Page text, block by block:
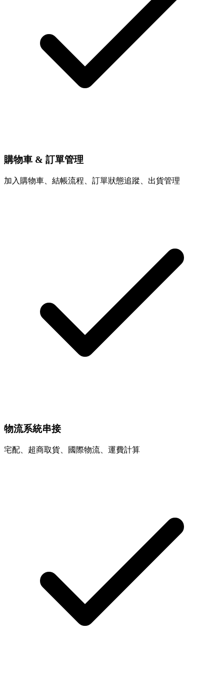
購物車 & 訂單管理
加入購物車、結帳流程、訂單狀態追蹤、出貨管理
物流系統串接
宅配、超商取貨、國際物流、運費計算